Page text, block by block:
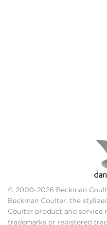
© 2000-2026 Beckman
Beckman Coulter, the
Coulter product and service
trademarks or registered